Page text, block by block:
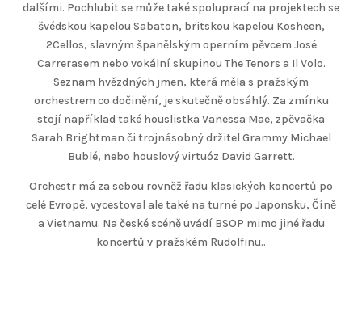
dalšími. Pochlubit se může také spoluprací na projektech se
švédskou kapelou Sabaton, britskou kapelou Kosheen,
2Cellos, slavným španělským operním pěvcem José
Carrerasem nebo vokální skupinou The Tenors a Il Volo.
Seznam hvězdných jmen, která měla s pražským
orchestrem co dočinění, je skutečně obsáhlý. Za zmínku
stojí například také houslistka Vanessa Mae, zpěvačka
Sarah Brightman či trojnásobný držitel Grammy Michael
Bublé, nebo houslový virtuóz David Garrett.
Orchestr má za sebou rovněž řadu klasických koncertů po
celé Evropě, vycestoval ale také na turné po Japonsku, Číně
a Vietnamu. Na české scéně uvádí BSOP mimo jiné řadu
koncertů v pražském Rudolfinu..